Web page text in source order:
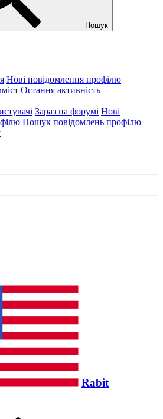
Пошук
Нові повідомлення профілю
Остання активність
Зараз на форумі Нові
Пошук повідомлень профілю
Rabit